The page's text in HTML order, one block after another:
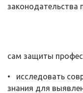
законодательства
сам защиты
• исследовать
знания для